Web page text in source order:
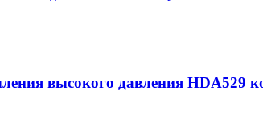
высокого давления HDA529